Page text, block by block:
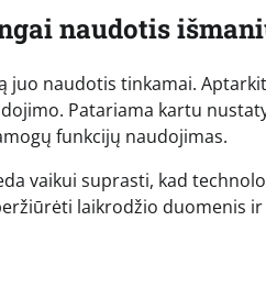
naudotis
juo naudotis tinkamai.
Patariama kartu
funkcijų naudojimas.
vaikui suprasti, kad
laikrodžio duomenis